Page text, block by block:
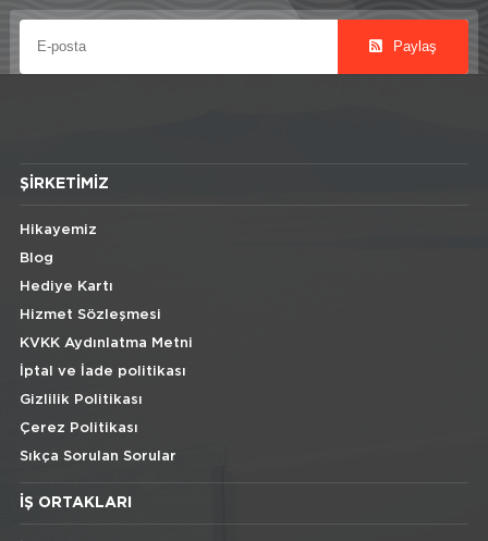
Paylaş
ŞIRKETIMIZ
Hikayemiz
Blog
Hediye Kartı
Hizmet Sözleşmesi
KVKK Aydınlatma Metni
İptal ve İade politikası
Gizlilik Politikası
Çerez Politikası
Sıkça Sorulan Sorular
İŞ ORTAKLARI